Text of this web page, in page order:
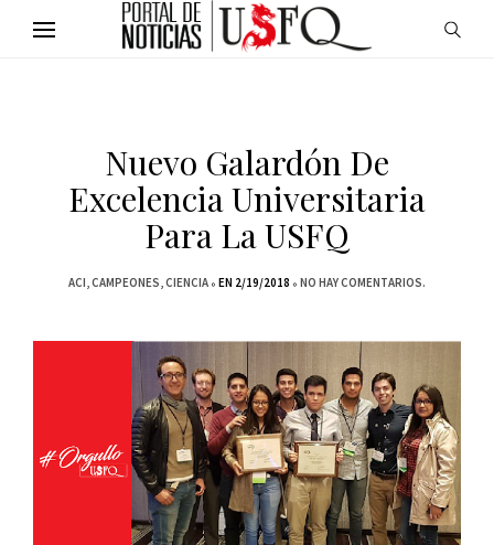
Nuevo Galardón De
Excelencia Universitaria
Para La USFQ
ACI CAMPEONES CIENCIA EN 2/19/2018 NO HAY COMENTARIOS.